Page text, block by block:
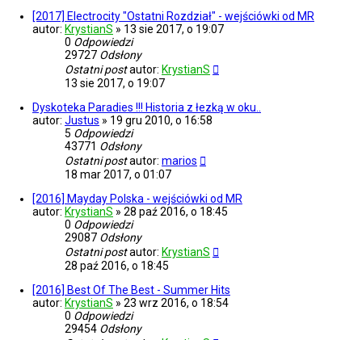
[2017] Electrocity "Ostatni Rozdział" - wejściówki od MR
autor: KrystianS » 13 sie 2017, o 19:07
0 Odpowiedzi
29727 Odsłony
Ostatni postautor: KrystianS
13 sie 2017, o 19:07
Dyskoteka Paradies !!! Historia z łezką w oku..
autor: Justus » 19 gru 2010, o 16:58
5 Odpowiedzi
43771 Odsłony
Ostatni postautor: marios
18 mar 2017, o 01:07
[2016] Mayday Polska - wejściówki od MR
autor: KrystianS » 28 paź 2016, o 18:45
0 Odpowiedzi
29087 Odsłony
Ostatni postautor: KrystianS
28 paź 2016, o 18:45
[2016] Best Of The Best - Summer Hits
autor: KrystianS » 23 wrz 2016, o 18:54
0 Odpowiedzi
29454 Odsłony